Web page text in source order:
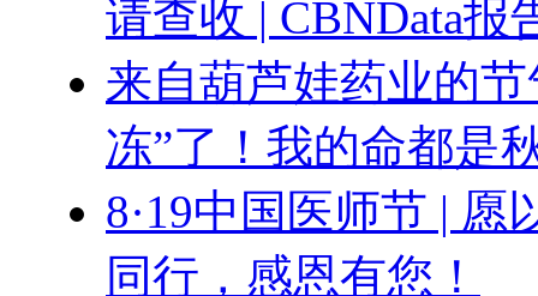
请查收 | CBNData报
来自葫芦娃药业的
冻”了！我的命都是
8·19中国医师节 | 愿
同行，感恩有您！